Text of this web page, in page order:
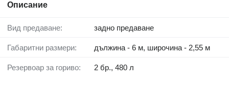
Описание
Вид предаване: задно предаване
Габаритни размери: дължина - 6 м, широчина - 2,55 м
Резервоар за гориво: 2 бр., 480 л